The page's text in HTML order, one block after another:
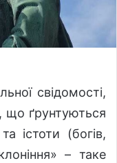
свідомості,
що ґрунтуються
істоти (богів,
– таке